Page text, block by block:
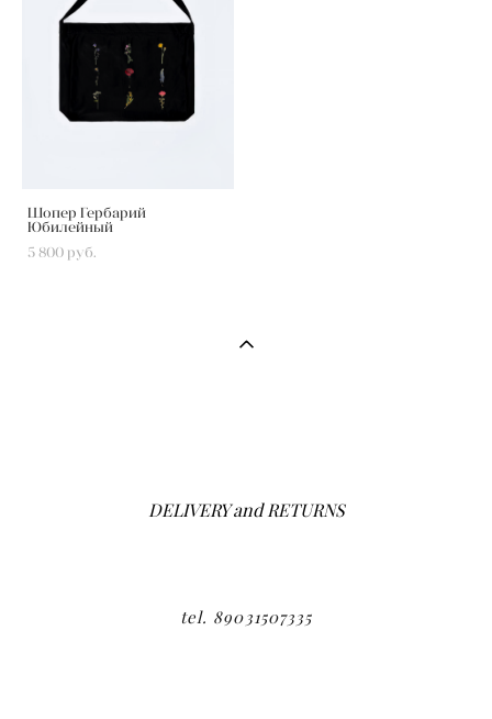
Шопер Гербарий
Юбилейный
5 800 pуб.
DELIVERY and RETURNS
tel. 89031507335